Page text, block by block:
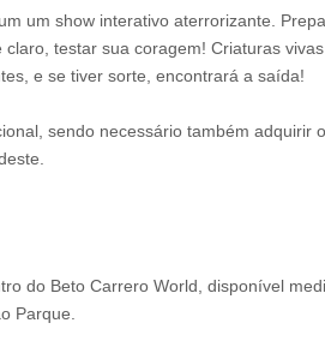
um show interativo aterrorizante.
testar sua coragem! Criaturas
e se tiver sorte, encontrará a saída!
sendo necessário também adquirir o
do Beto Carrero World, disponível
Parque.